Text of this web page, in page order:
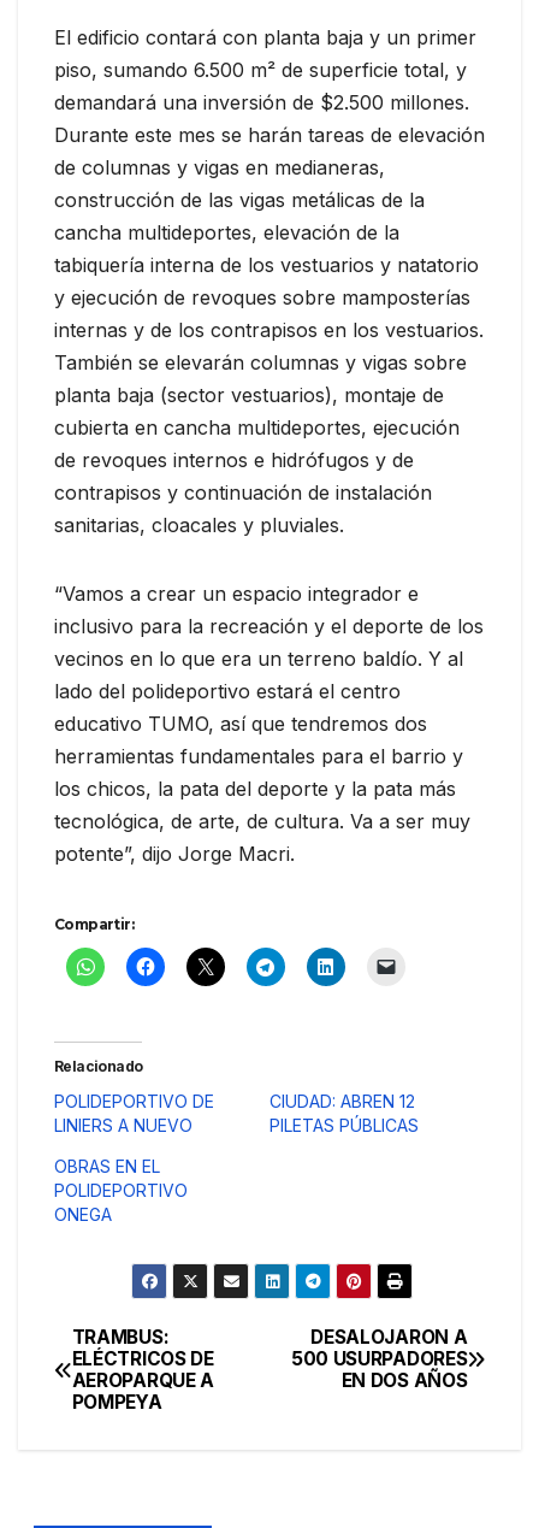
El edificio contará con planta baja y un primer
piso, sumando 6.500 m² de superficie total, y
demandará una inversión de $2.500 millones.
Durante este mes se harán tareas de elevación
de columnas y vigas en medianeras,
construcción de las vigas metálicas de la
cancha multideportes, elevación de la
tabiquería interna de los vestuarios y natatorio
y ejecución de revoques sobre mamposterías
internas y de los contrapisos en los vestuarios.
También se elevarán columnas y vigas sobre
planta baja (sector vestuarios), montaje de
cubierta en cancha multideportes, ejecución
de revoques internos e hidrófugos y de
contrapisos y continuación de instalación
sanitarias, cloacales y pluviales.
“Vamos a crear un espacio integrador e
inclusivo para la recreación y el deporte de los
vecinos en lo que era un terreno baldío. Y al
lado del polideportivo estará el centro
educativo TUMO, así que tendremos dos
herramientas fundamentales para el barrio y
los chicos, la pata del deporte y la pata más
tecnológica, de arte, de cultura. Va a ser muy
potente”, dijo Jorge Macri.
Compartir:
Relacionado
POLIDEPORTIVO DE
LINIERS A NUEVO
CIUDAD: ABREN 12
PILETAS PÚBLICAS
OBRAS EN EL
POLIDEPORTIVO
ONEGA
Navegación
de
DESALOJARON A
500 USURPADORES
EN DOS AÑOS
TRAMBUS:
ELÉCTRICOS DE
AEROPARQUE A
POMPEYA